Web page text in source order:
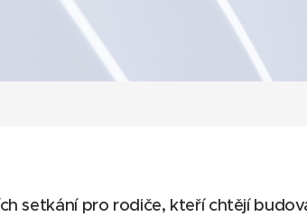
setkání pro rodiče, kteří chtějí